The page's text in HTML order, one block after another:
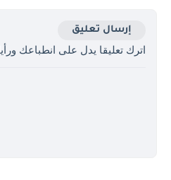
إرسال تعليق
اترك تعليقا يدل على انطباعك